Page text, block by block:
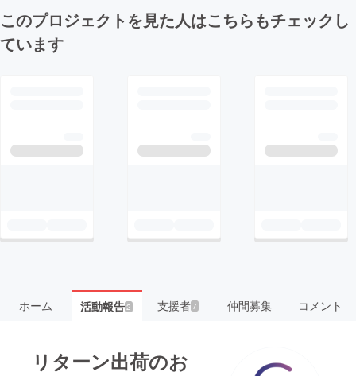
このプロジェクトを見た人はこちらもチェックし
ています
ホーム 活動報告2 支援者7 仲間募集 コメント
リターン出荷のお